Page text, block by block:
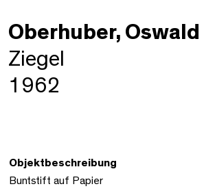
Oberhuber, Oswald
Ziegel
1962
Objektbeschreibung
Buntstift auf Papier